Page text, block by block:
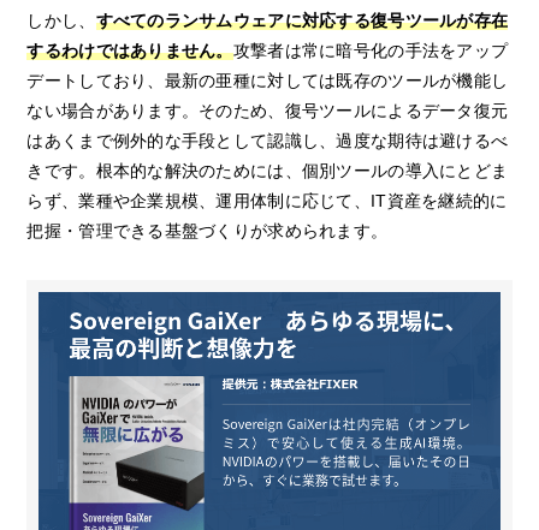
しかし、 すべてのランサムウェアに対応する復号ツールが存在
するわけではありません。攻撃者は常に暗号化の手法をアップ
デートしており、最新の亜種に対しては既存のツールが機能し
ない場合があります。そのため、復号ツールによるデータ復元
はあくまで例外的な手段として認識し、過度な期待は避けるべ
きです。根本的な解決のためには、個別ツールの導入にとどま
らず、業種や企業規模、運用体制に応じて、IT資産を継続的に
把握・管理できる基盤づくりが求められます。